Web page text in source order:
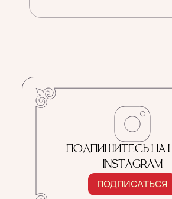
ПОДПИШИТЕСЬ НА
INSTAGRAM
ПОДПИСАТЬСЯ